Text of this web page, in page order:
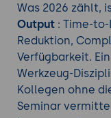
Was 2026 zählt,
Output: Time-to-
Reduktion,
Verfügbarkeit.
Werkzeug-
Kollegen ohne
Seminar